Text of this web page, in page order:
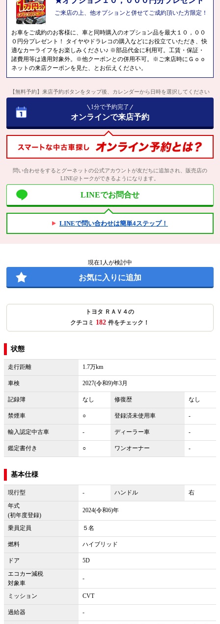
ご来店の上、他オプションと併せてご成約頂いた方限定！
お車をご成約のお客様に、車と同時購入のオプション品を最大１０，００
０円分プレゼント！ タイヤやドラレコの購入などにお役立ていただき、快
適なカーライフをお楽しみください♪ ※部品代金に利用可。工賃・保証・
諸費用等は適用対象外。※他クーポンとの併用不可。※ご来店時にＧｏｏ
ネットの来店クーポンを見た、とお伝えください。
【無料予約】来店予約ボタンをタップ後、カレンダーから日時を選択してください
1分で予約完了
オンラインで来店予約
問い合わせをするとグーネットの公式アカウントが友だちに追加され、販売店の
LINE@トークができるようになります。
LINEでお問合せ
LINEで問い合わせは簡単4ステップ！
現在1人が検討中
お気に入りに追加
トヨタ ＲＡＶ４の
クチコミ 182 件をチェック！
状態
走行距離 1.7万km
車検 2027(令和9)年3月
記録簿 なし 修復歴 なし
禁煙車 ○ 登録済未使用車 -
輸入認定中古車 - ディーラー車 -
鑑定書付き ○ ワンオーナー -
基本仕様
現行型 - ハンドル
右
年式
(初年度登録)
2024(令和6)年
乗員定員 ５名
燃料 ハイブリッド
ドア
5D
エコカー減税
対象車
-
ミッション CVT
過給器 -